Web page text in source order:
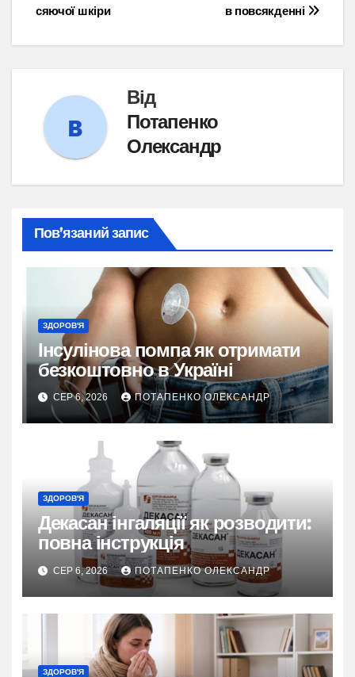
в повсякденні
сяючої шкіри
Від
Потапенко
Олександр
Пов’язаний запис
ЗДОРОВ'Я
Інсулінова помпа як отримати
безкоштовно в Україні
СЕР 6, 2026 ПОТАПЕНКО ОЛЕКСАНДР
ЗДОРОВ'Я
Декасан інгаляції як розводити:
повна інструкція
СЕР 6, 2026 ПОТАПЕНКО ОЛЕКСАНДР
ЗДОРОВ'Я